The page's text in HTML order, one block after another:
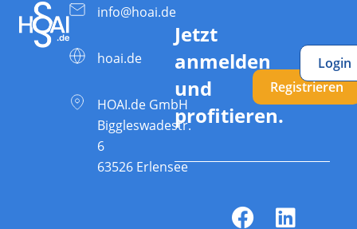
info@hoai.de
hoai.de
HOAI.de GmbH
Biggleswadestr.
6
63526 Erlensee
Jetzt
anmelden
und
profitieren.
Registrieren
Login